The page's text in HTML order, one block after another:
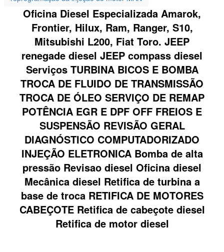
Oficina Diesel Especializada Amarok,
Frontier, Hilux, Ram, Ranger, S10,
Mitsubishi L200, Fiat Toro. JEEP
renegade diesel JEEP compass diesel
Serviços TURBINA BICOS E BOMBA
TROCA DE FLUIDO DE TRANSMISSÃO
TROCA DE ÓLEO SERVIÇO DE REMAP
POTÊNCIA EGR E DPF OFF FREIOS E
SUSPENSÃO REVISÃO GERAL
DIAGNÓSTICO COMPUTADORIZADO
INJEÇÃO ELETRONICA Bomba de alta
pressão Revisao diesel Oficina diesel
Mecânica diesel Retifica de turbina a
base de troca RETIFICA DE MOTORES
CABEÇOTE Retifica de cabeçote diesel
Retifica de motor diesel